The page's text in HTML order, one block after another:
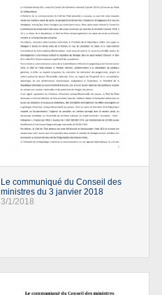
Le communiqué du Conseil des
ministres du 3 janvier 2018
3/1/2018